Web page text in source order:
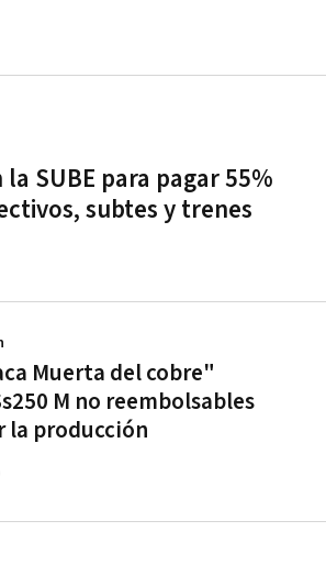
SUBE para pagar 55%
subtes y trenes
Muerta del cobre"
M no reembolsables
la producción